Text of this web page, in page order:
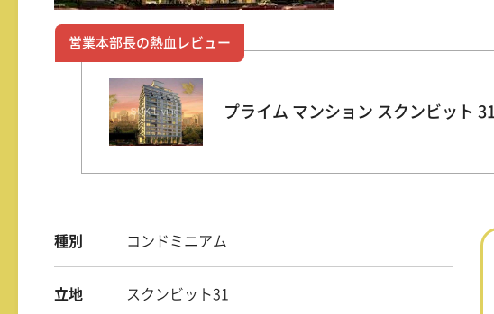
営業本部長の熱血レビュー
プライム マンション スクンビット 31
種別 コンドミニアム
立地 スクンビット31